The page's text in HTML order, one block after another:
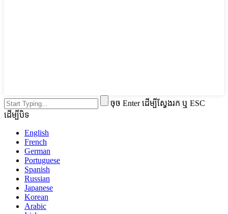
ចុច Enter ដើម្បីស្វែងរក ឬ ESC
ដើម្បីបិទ
English
French
German
Portuguese
Spanish
Russian
Japanese
Korean
Arabic